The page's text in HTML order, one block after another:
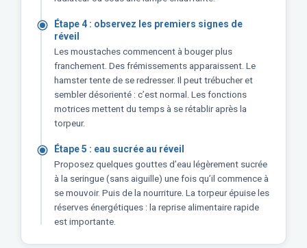
Étape 4 : observez les premiers signes de
réveil
Les moustaches commencent à bouger plus
franchement. Des frémissements apparaissent. Le
hamster tente de se redresser. Il peut trébucher et
sembler désorienté : c’est normal. Les fonctions
motrices mettent du temps à se rétablir après la
torpeur.
Étape 5 : eau sucrée au réveil
Proposez quelques gouttes d’eau légèrement sucrée
à la seringue (sans aiguille) une fois qu’il commence à
se mouvoir. Puis de la nourriture. La torpeur épuise les
réserves énergétiques : la reprise alimentaire rapide
est importante.